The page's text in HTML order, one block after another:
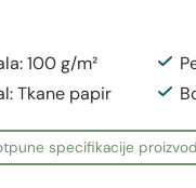
100 g/m²
Tkane papir
specifikacije